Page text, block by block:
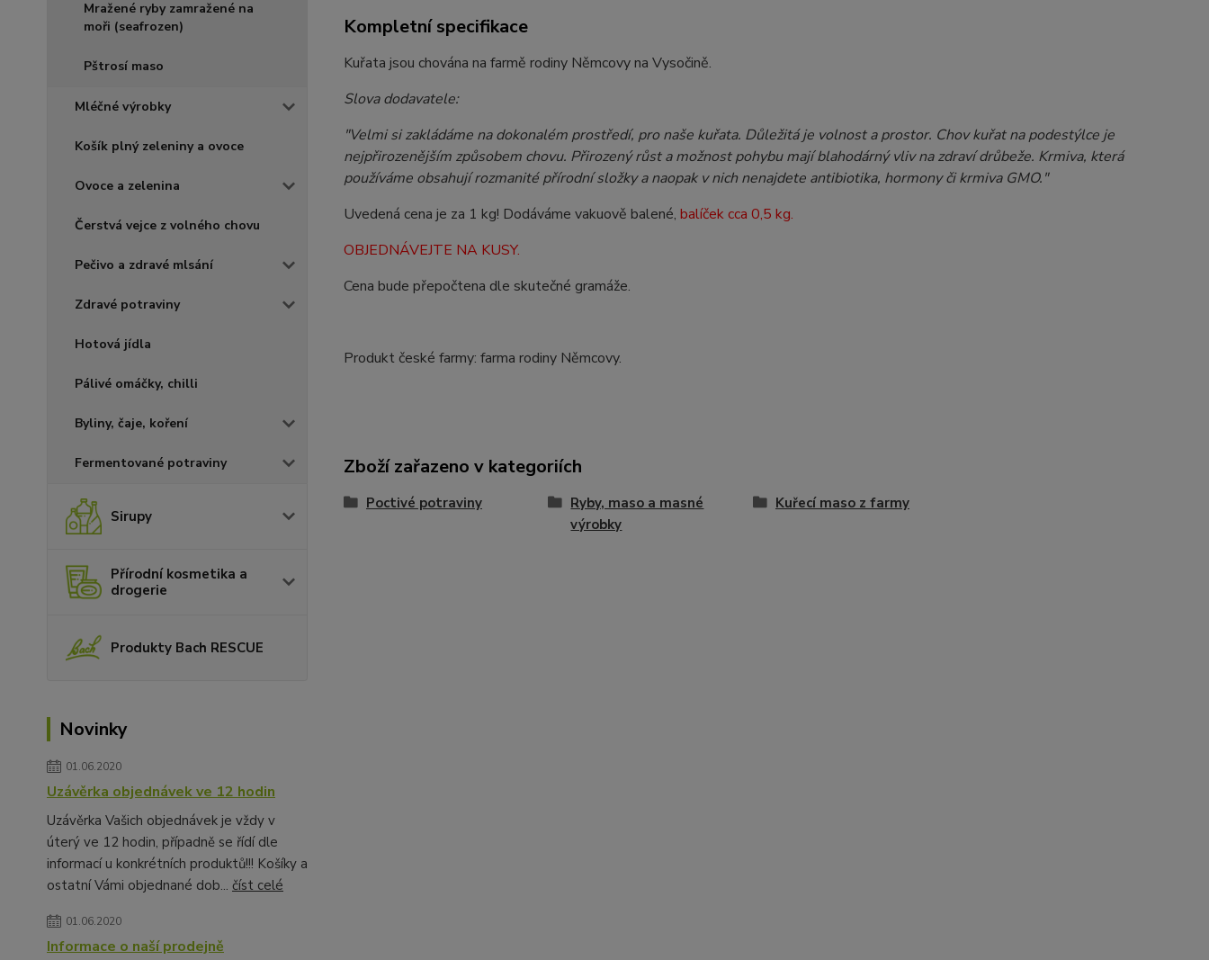
Mražené ryby zamražené na
moři (seafrozen)
Pštrosí maso
Mléčné výrobky
Košík plný zeleniny a ovoce
Ovoce a zelenina
Čerstvá vejce z volného chovu
Pečivo a zdravé mlsání
Zdravé potraviny
Hotová jídla
Pálivé omáčky, chilli
Byliny, čaje, koření
Fermentované potraviny
Sirupy
Přírodní kosmetika a
drogerie
Produkty Bach RESCUE
Novinky
01.06.2020
Uzávěrka objednávek ve 12 hodin
Uzávěrka Vašich objednávek je vždy v
úterý ve 12 hodin, případně se řídí dle
informací u konkrétních produktů!!! Košíky a
ostatní Vámi objednané dob... číst celé
01.06.2020
Informace o naší prodejně
Kompletní specifikace
Kuřata jsou chována na farmě rodiny Němcovy na Vysočině.
Slova dodavatele:
"Velmi si zakládáme na dokonalém prostředí, pro naše kuřata. Důležitá je volnost a prostor. Chov kuřat na podestýlce je
nejpřirozenějším způsobem chovu. Přirozený růst a možnost pohybu mají blahodárný vliv na zdraví drůbeže. Krmiva, která
používáme obsahují rozmanité přírodní složky a naopak v nich nenajdete antibiotika, hormony či krmiva GMO."
Uvedená cena je za 1 kg! Dodáváme vakuově balené, balíček cca 0,5 kg.
OBJEDNÁVEJTE NA KUSY.
Cena bude přepočtena dle skutečné gramáže.
Produkt české farmy: farma rodiny Němcovy.
Zboží zařazeno v kategoriích
Poctivé potraviny
Ryby, maso a masné
výrobky
Kuřecí maso z farmy